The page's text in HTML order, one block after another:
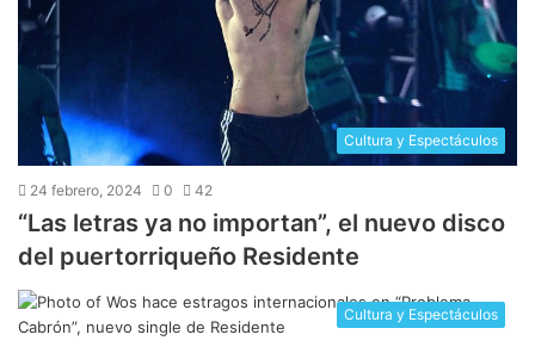
Cultura y Espectáculos
24 febrero, 2024 0 42
“Las letras ya no importan”, el nuevo disco
del puertorriqueño Residente
Cultura y Espectáculos